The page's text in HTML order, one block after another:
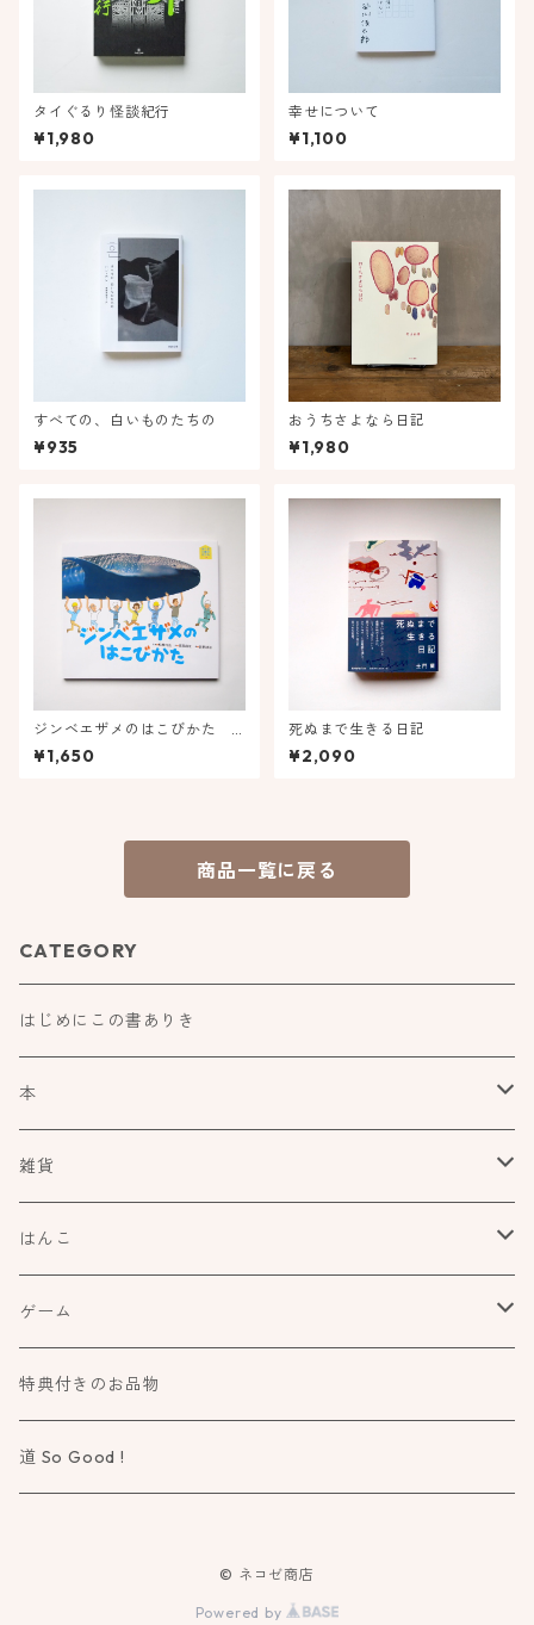
タイぐるり怪談紀行
¥1,980
幸せについて
¥1,100
すべての、白いものたちの
¥935
おうちさよなら日記
¥1,980
ジンベエザメのはこびかた
ほるぷ水族館えほん
¥1,650
死ぬまで生きる日記
¥2,090
商品一覧に戻る
CATEGORY
はじめにこの書ありき
本
食べもの飲みものお酒とか
アートや絵本の世界
だれかの考えごと
詩歌と会う
物語に飛びこむ
雑貨
kurofutago
ブローチ
ミラー
文具
はんこ
オスコラボ
カタチ×モヨウスタンプ
小さなカタチ×モヨウスタンプ
タカトモハンコ
ゲーム
Atelier Mimir
特典付きのお品物
道 So Good !
© ネコゼ商店
Powered by